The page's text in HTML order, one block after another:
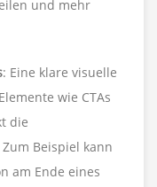
und mehr
: Eine klare visuelle
wie CTAs
die
Beispiel kann
am Ende eines